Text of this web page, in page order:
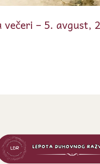
večeri – 5. avgust,